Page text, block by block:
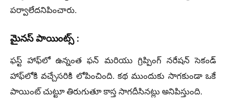
పర్వాలేదనిపించారు.
మైనస్ పాయింట్స్ :
ఫస్ట్ హాఫ్‌లో ఉన్నంత ఫన్ మరియు గ్రిప్పింగ్ నరేషన్ సెకండ్
హాఫ్‌లోకి వచ్చేసరికి లోపించింది. కథ ముందుకు సాగకుండా ఒకే
పాయింట్ చుట్టూ తిరుగుతూ కాస్త సాగదీసినట్లు అనిపిస్తుంది.